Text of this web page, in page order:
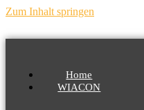
Zum Inhalt springen
Home
WIACON